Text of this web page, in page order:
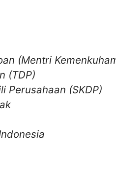
(Mentri
(TDP)
Perusahaan (SKDP)